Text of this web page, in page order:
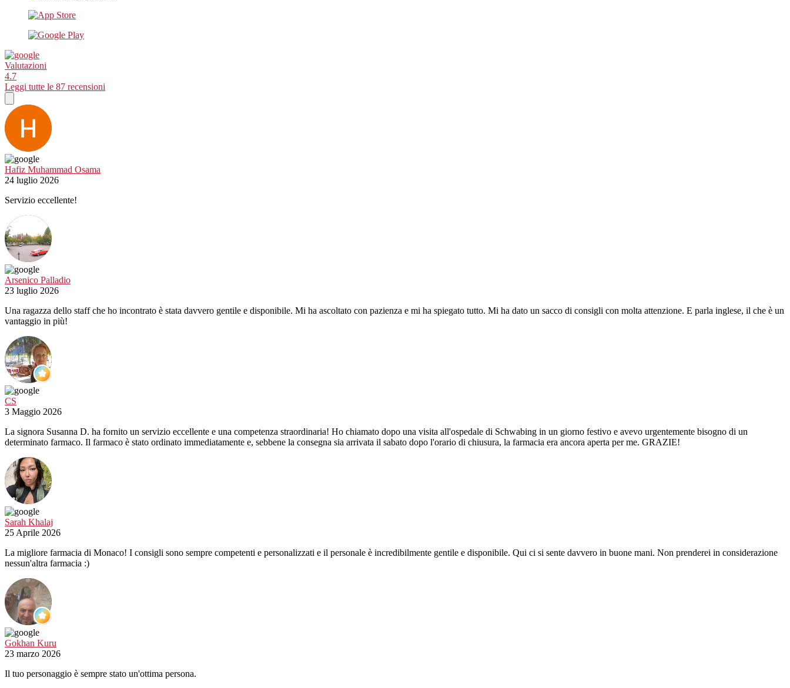
Valutazioni
4.7
Leggi tutte le 87 recensioni
Hafiz Muhammad Osama
24 luglio 2026
Servizio eccellente!
Arsenico Palladio
23 luglio 2026
Una ragazza dello staff che ho incontrato è stata davvero gentile e disponibile. Mi ha ascoltato con pazienza e mi ha spiegato tutto. Mi ha dato un sacco di consigli con molta attenzione. E parla inglese, il che è un
vantaggio in più!
CS
3 Maggio 2026
La signora Susanna D. ha fornito un servizio eccellente e una competenza straordinaria! Ho chiamato dopo una visita all'ospedale di Schwabing in un giorno festivo e avevo urgentemente bisogno di un
determinato farmaco. Il farmaco è stato ordinato immediatamente e, sebbene la consegna sia arrivata il sabato dopo l'orario di chiusura, la farmacia era ancora aperta per me. GRAZIE!
Sarah Khalaj
25 Aprile 2026
La migliore farmacia di Monaco! I consigli sono sempre competenti e personalizzati e il personale è incredibilmente gentile e disponibile. Qui ci si sente davvero in buone mani. Non prenderei in considerazione
nessun'altra farmacia :)
Gokhan Kuru
23 marzo 2026
Il tuo personaggio è sempre stato un'ottima persona.